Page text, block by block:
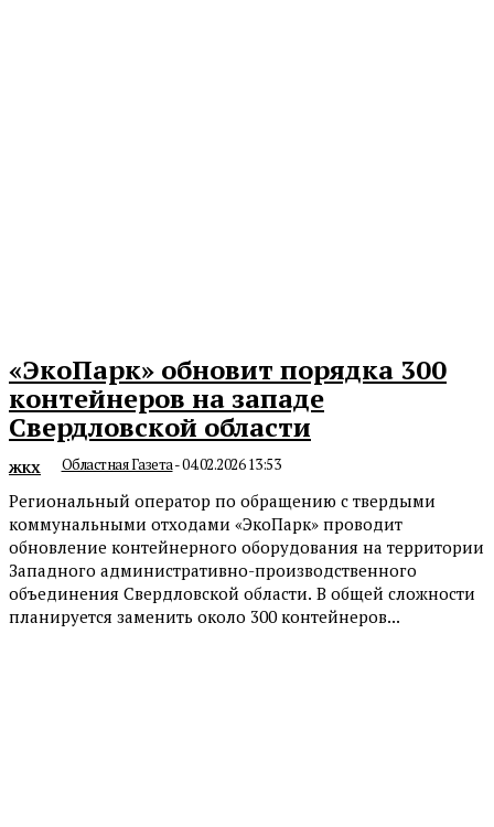
«ЭкоПарк» обновит порядка 300
контейнеров на западе
Свердловской области
ЖКХ Областная Газета-04.02.2026 13:53
Региональный оператор по обращению с твердыми
коммунальными отходами «ЭкоПарк» проводит
обновление контейнерного оборудования на территории
Западного административно-производственного
объединения Свердловской области. В общей сложности
планируется заменить около 300 контейнеров...